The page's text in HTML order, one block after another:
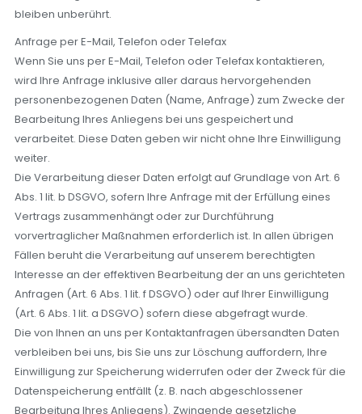
bleiben unberührt.
Anfrage per E-Mail, Telefon oder Telefax
Wenn Sie uns per E-Mail, Telefon oder Telefax kontaktieren,
wird Ihre Anfrage inklusive aller daraus hervorgehenden
personenbezogenen Daten (Name, Anfrage) zum Zwecke der
Bearbeitung Ihres Anliegens bei uns gespeichert und
verarbeitet. Diese Daten geben wir nicht ohne Ihre Einwilligung
weiter.
Die Verarbeitung dieser Daten erfolgt auf Grundlage von Art. 6
Abs. 1 lit. b DSGVO, sofern Ihre Anfrage mit der Erfüllung eines
Vertrags zusammenhängt oder zur Durchführung
vorvertraglicher Maßnahmen erforderlich ist. In allen übrigen
Fällen beruht die Verarbeitung auf unserem berechtigten
Interesse an der effektiven Bearbeitung der an uns gerichteten
Anfragen (Art. 6 Abs. 1 lit. f DSGVO) oder auf Ihrer Einwilligung
(Art. 6 Abs. 1 lit. a DSGVO) sofern diese abgefragt wurde.
Die von Ihnen an uns per Kontaktanfragen übersandten Daten
verbleiben bei uns, bis Sie uns zur Löschung auffordern, Ihre
Einwilligung zur Speicherung widerrufen oder der Zweck für die
Datenspeicherung entfällt (z. B. nach abgeschlossener
Bearbeitung Ihres Anliegens). Zwingende gesetzliche